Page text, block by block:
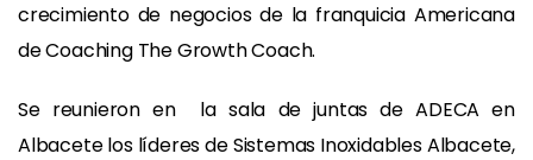
crecimiento de negocios de la franquicia Americana
de Coaching The Growth Coach.
Se reunieron en la sala de juntas de ADECA en
Albacete los líderes de Sistemas Inoxidables Albacete,